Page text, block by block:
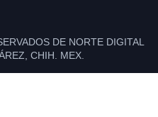
DE NORTE DIGITAL
CHIH. MEX.